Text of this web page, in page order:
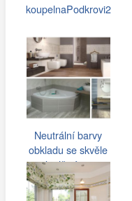
koupelnaPodkrovi2
Neutrální barvy
obkladu se skvěle
doplňují s…